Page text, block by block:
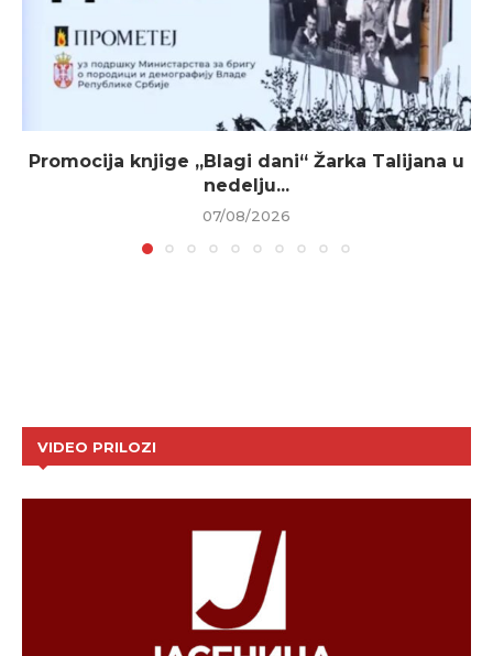
Promocija knjige „Blagi dani“ Žarka Talijana u
nedelju...
07/08/2026
VIDEO PRILOZI